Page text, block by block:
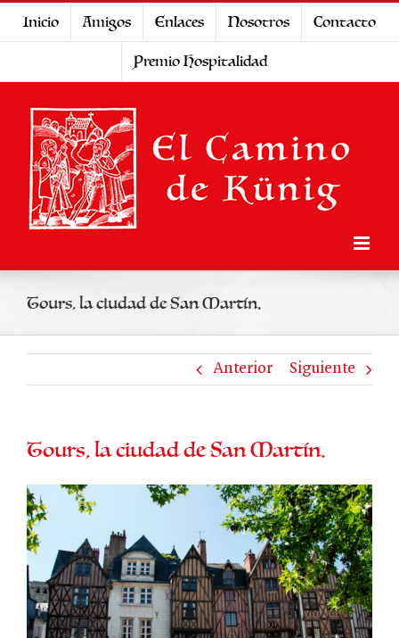
Inicio Amigos Enlaces Nosotros
Contacto
Premio Hospitalidad
Tours, la ciudad de San Martín.
Anterior Siguiente
Tours, la ciudad de San Martín.